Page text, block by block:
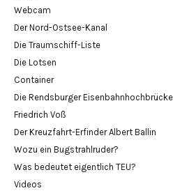
Webcam
Der Nord-Ostsee-Kanal
Die Traumschiff-Liste
Die Lotsen
Container
Die Rendsburger Eisenbahnhochbrücke
Friedrich Voß
Der Kreuzfahrt-Erfinder Albert Ballin
Wozu ein Bugstrahlruder?
Was bedeutet eigentlich TEU?
Videos